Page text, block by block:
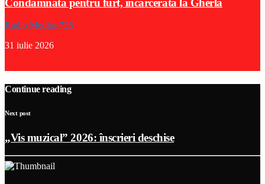
Radio Medias 725
31 iulie 2026
Continue reading
Next post
„Vis muzical” 2026: înscrieri deschise